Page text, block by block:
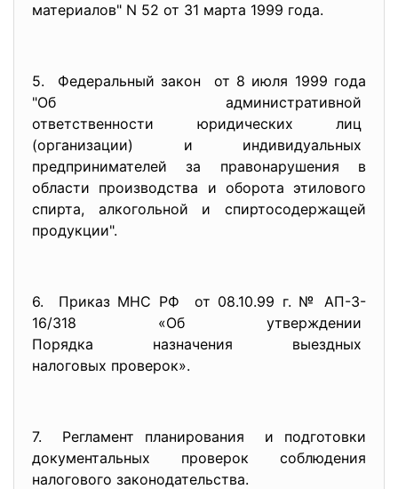
материалов" N 52 от 31 марта 1999 года.
5. Федеральный закон от 8 июля 1999 года
"Об административной
ответственности юридических лиц
(организации) и индивидуальных
предпринимателей за правонарушения в
области производства и оборота этилового
спирта, алкогольной и спиртосодержащей
продукции".
6. Приказ МНС РФ от 08.10.99 г. № АП-3-
16/318 «Об утверждении
Порядка назначения выездных
налоговых проверок».
7. Регламент планирования и подготовки
документальных проверок соблюдения
налогового законодательства.